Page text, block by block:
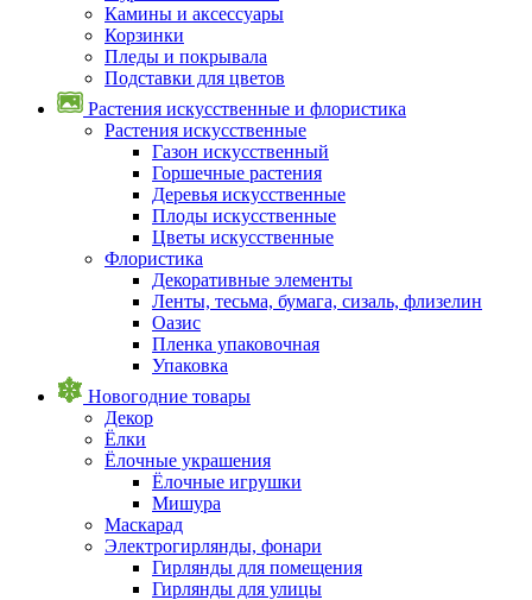
Камины и аксессуары
Корзинки
Пледы и покрывала
Подставки для цветов
Растения искусственные и флористика
Растения искусственные
Газон искусственный
Горшечные растения
Деревья искусственные
Плоды искусственные
Цветы искусственные
Флористика
Декоративные элементы
Ленты, тесьма, бумага, сизаль, флизелин
Оазис
Пленка упаковочная
Упаковка
Новогодние товары
Декор
Ёлки
Ёлочные украшения
Ёлочные игрушки
Мишура
Маскарад
Электрогирлянды, фонари
Гирлянды для помещения
Гирлянды для улицы